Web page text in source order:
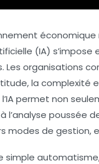
(IA)
Les organisations
la complexité
permet non
l’analyse poussée
modes de gestion,
simple